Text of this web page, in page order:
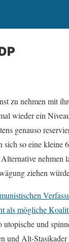
zu nehmen mit
wieder ein
genauso
so eine
nehmen
ziehen
als mögliche
und
Alt-